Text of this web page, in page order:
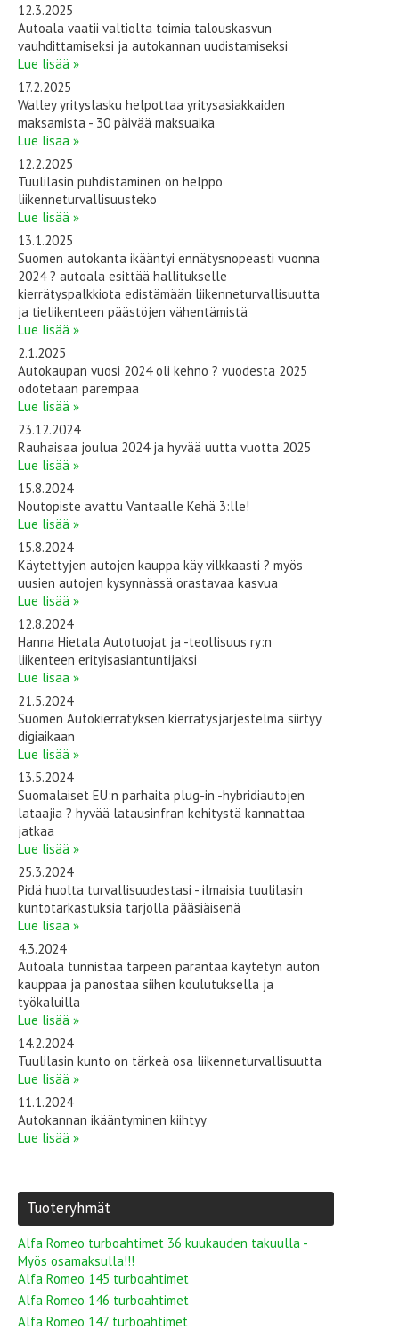
12.3.2025
Autoala vaatii valtiolta toimia talouskasvun
vauhdittamiseksi ja autokannan uudistamiseksi
Lue lisää »
17.2.2025
Walley yrityslasku helpottaa yritysasiakkaiden
maksamista - 30 päivää maksuaika
Lue lisää »
12.2.2025
Tuulilasin puhdistaminen on helppo
liikenneturvallisuusteko
Lue lisää »
13.1.2025
Suomen autokanta ikääntyi ennätysnopeasti vuonna
2024 ? autoala esittää hallitukselle
kierrätyspalkkiota edistämään liikenneturvallisuutta
ja tieliikenteen päästöjen vähentämistä
Lue lisää »
2.1.2025
Autokaupan vuosi 2024 oli kehno ? vuodesta 2025
odotetaan parempaa
Lue lisää »
23.12.2024
Rauhaisaa joulua 2024 ja hyvää uutta vuotta 2025
Lue lisää »
15.8.2024
Noutopiste avattu Vantaalle Kehä 3:lle!
Lue lisää »
15.8.2024
Käytettyjen autojen kauppa käy vilkkaasti ? myös
uusien autojen kysynnässä orastavaa kasvua
Lue lisää »
12.8.2024
Hanna Hietala Autotuojat ja -teollisuus ry:n
liikenteen erityisasiantuntijaksi
Lue lisää »
21.5.2024
Suomen Autokierrätyksen kierrätysjärjestelmä siirtyy
digiaikaan
Lue lisää »
13.5.2024
Suomalaiset EU:n parhaita plug-in -hybridiautojen
lataajia ? hyvää latausinfran kehitystä kannattaa
jatkaa
Lue lisää »
25.3.2024
Pidä huolta turvallisuudestasi - ilmaisia tuulilasin
kuntotarkastuksia tarjolla pääsiäisenä
Lue lisää »
4.3.2024
Autoala tunnistaa tarpeen parantaa käytetyn auton
kauppaa ja panostaa siihen koulutuksella ja
työkaluilla
Lue lisää »
14.2.2024
Tuulilasin kunto on tärkeä osa liikenneturvallisuutta
Lue lisää »
11.1.2024
Autokannan ikääntyminen kiihtyy
Lue lisää »
Tuoteryhmät
Alfa Romeo turboahtimet 36 kuukauden takuulla -
Myös osamaksulla!!!
Alfa Romeo 145 turboahtimet
Alfa Romeo 146 turboahtimet
Alfa Romeo 147 turboahtimet